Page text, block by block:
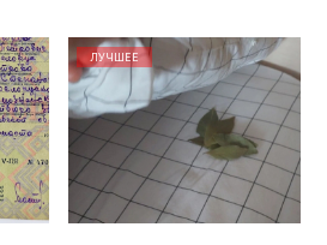
ЛУЧШЕЕ